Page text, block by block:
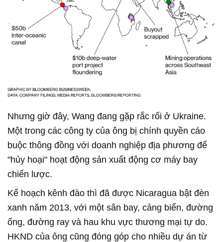
Nhưng giờ đây, Wang đang gặp rắc rối ở Ukraine.
Một trong các công ty của ông bị chính quyền cáo
buộc thông đồng với doanh nghiệp địa phương để
"hủy hoại" hoạt động sản xuất động cơ máy bay
chiến lược.
Kế hoạch kênh đào thì đã được Nicaragua bật đèn
xanh năm 2013, với một sân bay, cảng biển, đường
ống, đường ray và hau khu vực thương mại tự do.
HKND của ông cũng đóng góp cho nhiều dự án từ